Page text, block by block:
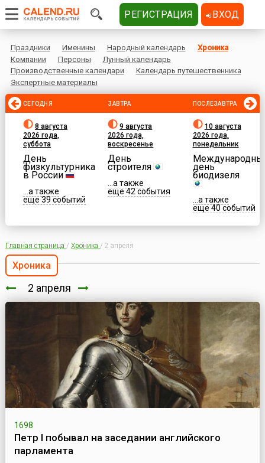
Праздники Именины Народный календарь
Хроника
Компании
Персоны
Лунный календарь
Производственные календари
Календарь путешественника
Экспертные материалы
СЕГОДНЯ
8 августа
2026 года,
суббота
День
физкультурника
в России
...а также
еще 39 событий
ЗАВТРА
9 августа
2026 года,
воскресенье
День
строителя
...а также
еще 42 события
ПОСЛЕЗАВТРА
10 августа
2026 года,
понедельник
день
биодизеля
...а также
еще 40 событий
Главная страница / Хроника / 2 апреля
Хроника
2 апреля
1698
Петр I побывал на заседании английского
парламента
РЕГИСТРАЦИЯ ВХОД